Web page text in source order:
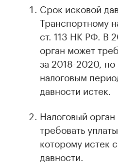
Срок исковой
Транспортному
ст. 113 НК РФ. В
орган может
за 2018-2020,
налоговым
давности истек.
Налоговый
требовать
которому истек
давности.